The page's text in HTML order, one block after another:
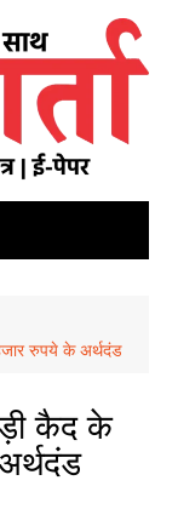
रुपये के अर्थदंड
कैद के